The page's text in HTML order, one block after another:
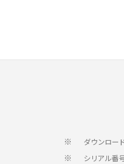
※ ダウンロー
※ シリアル番